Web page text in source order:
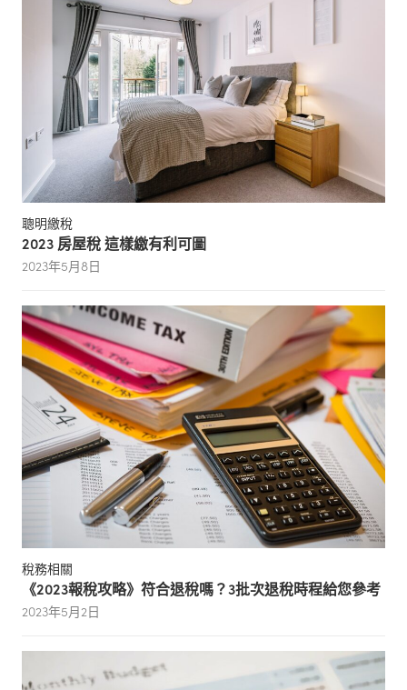
聰明繳稅
2023 房屋稅 這樣繳有利可圖
2023年5月8日
稅務相關
《2023報稅攻略》符合退稅嗎？3批次退稅時程給您參考
2023年5月2日